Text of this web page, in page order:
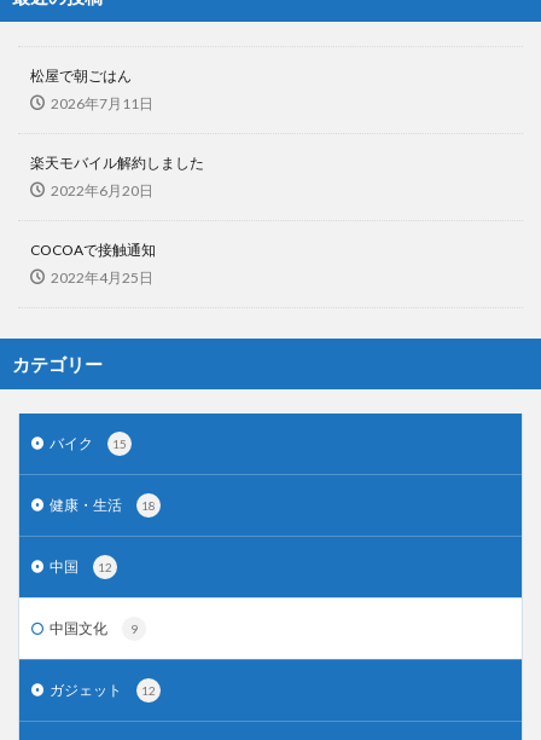
松屋で朝ごはん
2026年7月11日
楽天モバイル解約しました
2022年6月20日
COCOAで接触通知
2022年4月25日
カテゴリー
バイク 15
健康・生活 18
中国 12
中国文化 9
ガジェット 12